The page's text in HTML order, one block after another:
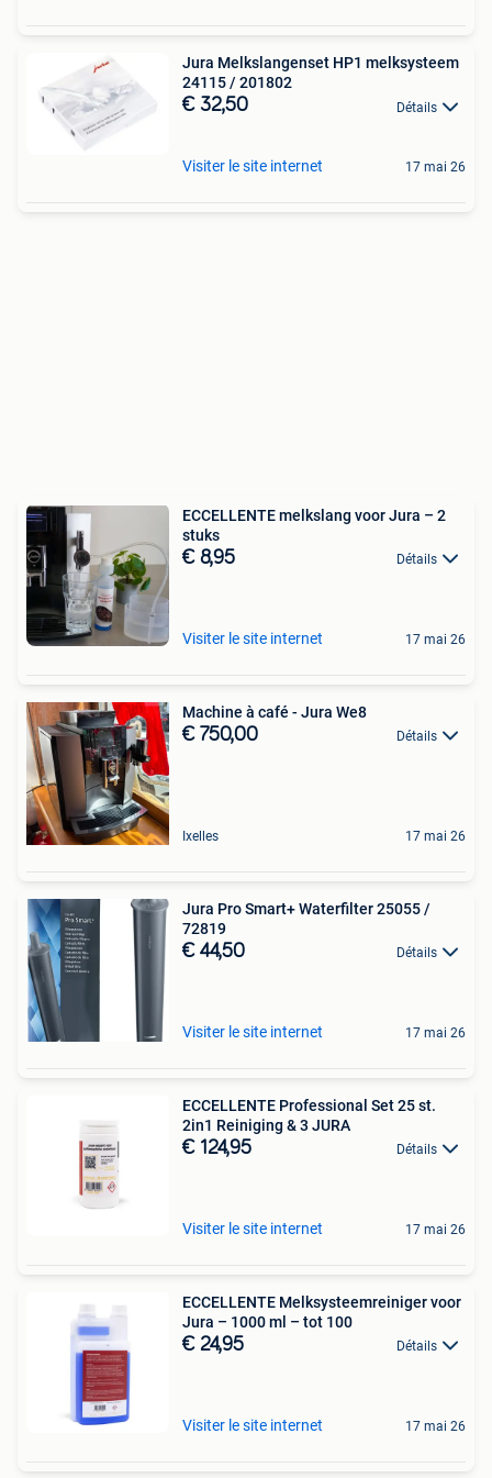
Jura Melkslangenset HP1 melksysteem
24115 / 201802
€ 32,50 Détails
Visiter le site internet 17 mai 26
ECCELLENTE melkslang voor Jura – 2
stuks
€ 8,95 Détails
Visiter le site internet 17 mai 26
Machine à café - Jura We8
€ 750,00 Détails
Ixelles 17 mai 26
Jura Pro Smart+ Waterfilter 25055 /
72819
€ 44,50 Détails
Visiter le site internet 17 mai 26
ECCELLENTE Professional Set 25 st.
2in1 Reiniging & 3 JURA
€ 124,95 Détails
Visiter le site internet 17 mai 26
ECCELLENTE Melksysteemreiniger voor
Jura – 1000 ml – tot 100
€ 24,95 Détails
Visiter le site internet 17 mai 26